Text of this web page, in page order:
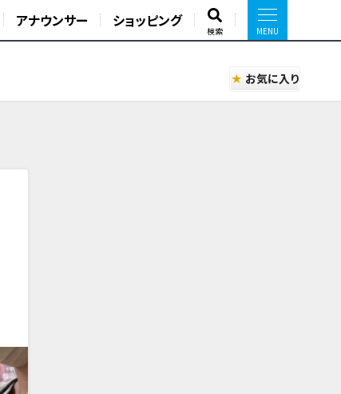
アナウンサー ショッピング
検索
お気に入り